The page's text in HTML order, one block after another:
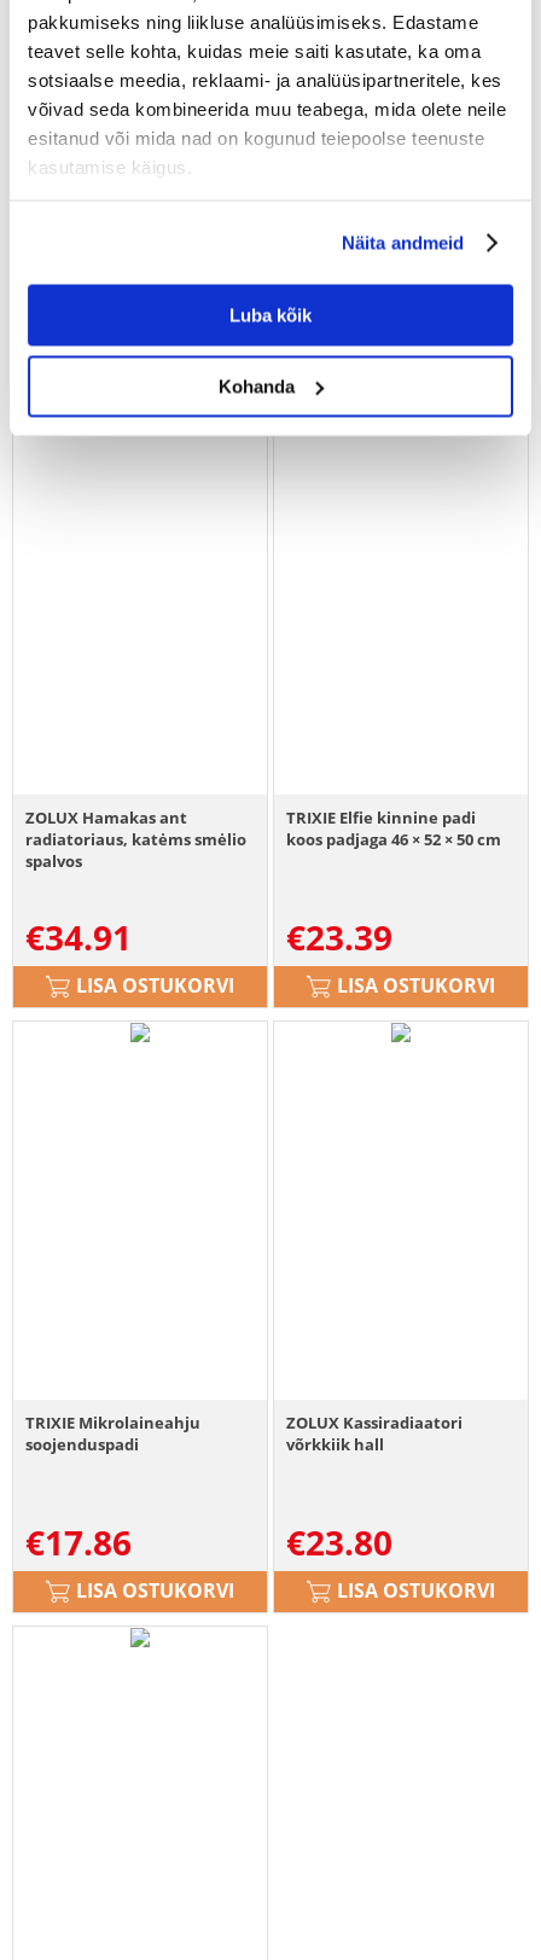
pakkumiseks ning liikluse analüüsimiseks. Edastame
teavet selle kohta, kuidas meie saiti kasutate, ka oma
sotsiaalse meedia, reklaami- ja analüüsipartneritele, kes
võivad seda kombineerida muu teabega, mida olete neile
esitanud või mida nad on kogunud teiepoolse teenuste
kasutamise käigus.
Näita andmeid
Luba kõik
Kohanda
€
LISA OSTUKORVI
€37.05
ZOLUX Hamakas ant
radiatoriaus, katėms smėlio
spalvos
€34.91
LISA OSTUKORVI
TRIXIE Elfie kinnine padi
koos padjaga 46 × 52 × 50 cm
€23.39
LISA OSTUKORVI
TRIXIE Mikrolaineahju
soojenduspadi
€17.86
LISA OSTUKORVI
ZOLUX Kassiradiaatori
võrkkiik hall
€23.80
LISA OSTUKORVI